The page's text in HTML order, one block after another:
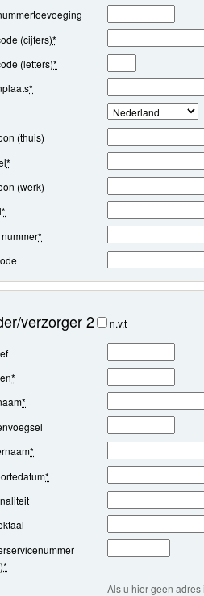
(cijfers)*
(letters)*
*
(thuis)
*
(werk)
*
nummer*
verzorger 2 n.v.t
*
*
*
*
*
Als u hier geen